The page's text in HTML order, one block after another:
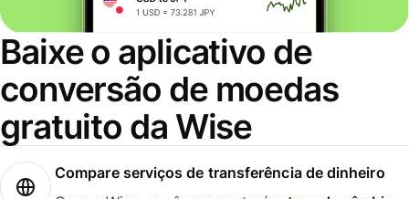
Baixe o aplicativo de
conversão de moedas
gratuito da Wise
Compare serviços de transferência de dinheiro